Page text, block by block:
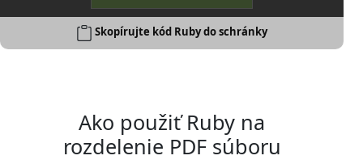
Skopírujte kód Ruby do schránky
Ako použiť Ruby na
rozdelenie PDF súboru